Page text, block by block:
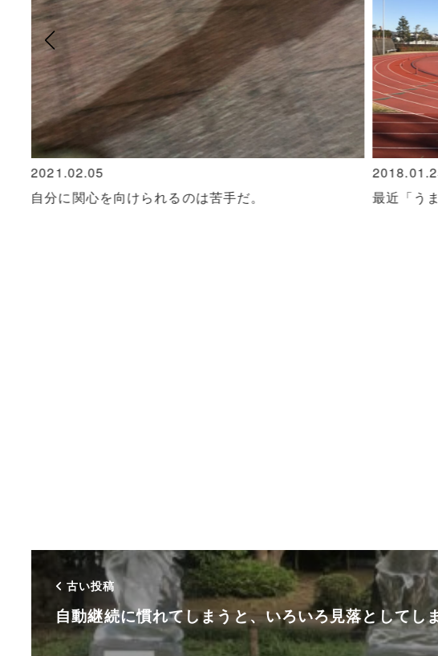
2021.02.05
自分に関心を向けられるのは苦手だ。
最近「う
古い投稿
自動継続に慣れてしまうと、いろいろ見落としてし